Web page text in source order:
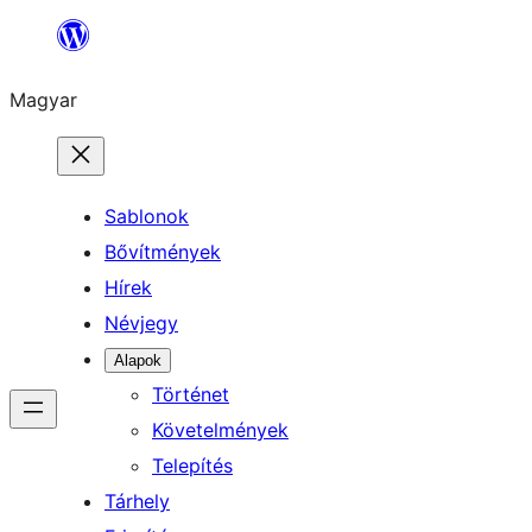
Ugrás
tartalomhoz
Magyar
Sablonok
Bővítmények
Hírek
Névjegy
Alapok
Történet
Követelmények
Telepítés
Tárhely